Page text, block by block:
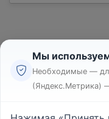
Мы
Необходимые —
(Яндекс.Метрика)